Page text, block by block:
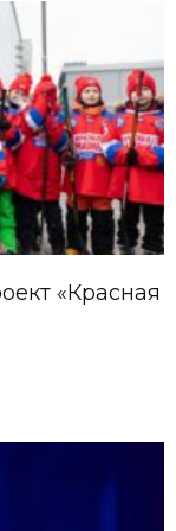
«Красная